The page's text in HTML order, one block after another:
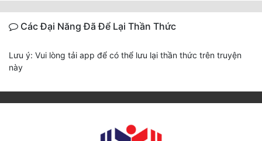
Các Đại Năng Đã Để Lại Thần Thức
Lưu ý: Vui lòng tải app để có thể lưu lại thần thức trên truyện
này